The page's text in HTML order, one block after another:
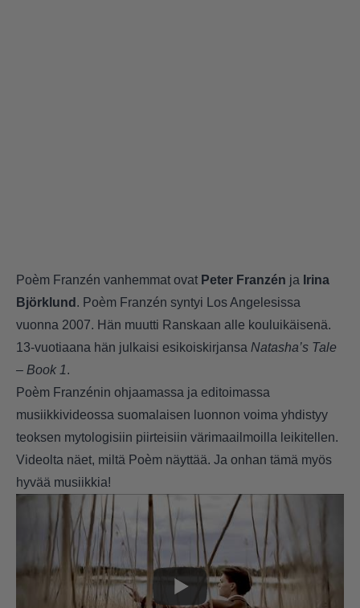
Poèm Franzén vanhemmat ovat Peter Franzén ja Irina
Björklund . Poèm Franzén syntyi Los Angelesissa
vuonna 2007. Hän muutti Ranskaan alle kouluikäisenä.
13-vuotiaana hän julkaisi esikoiskirjansa Natasha’s Tale
– Book 1.
Poèm Franzénin ohjaamassa ja editoimassa
musiikkivideossa suomalaisen luonnon voima yhdistyy
teoksen mytologisiin piirteisiin värimaailmoilla leikitellen.
Videolta näet, miltä Poèm näyttää. Ja onhan tämä myös
hyvää musiikkia!